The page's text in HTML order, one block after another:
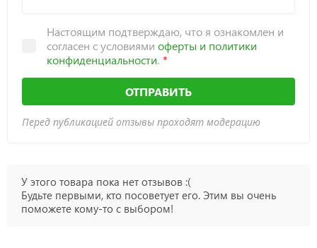
Настоящим подтверждаю, что я ознакомлен и
согласен с условиями оферты и политики
конфиденциальности.
ОТПРАВИТЬ
Перед публикацией отзывы проходят модерацию
У этого товара пока нет отзывов :(
Будьте первыми, кто посоветует его. Этим вы очень
поможете кому-то с выбором!